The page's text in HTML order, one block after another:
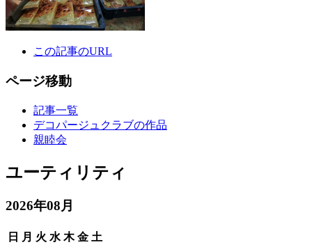
この記事のURL
ページ移動
記事一覧
デコパージュクラブの作品
親睦会
ユーティリティ
2026年08月
日 月 火 水 木 金 土